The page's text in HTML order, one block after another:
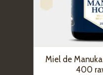
Miel de
400